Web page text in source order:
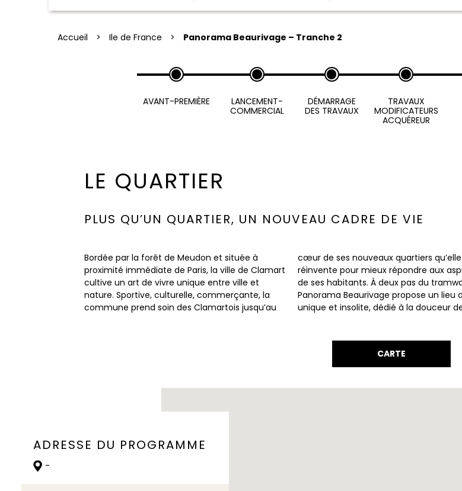
Accueil > Ile de France > Panorama Beaurivage – Tranche 2
AVANT-PREMIÈRE
LANCEMENT-
COMMERCIAL
DÉMARRAGE
DES TRAVAUX
TRAVAUX
MODIFICATEURS
ACQUÉREUR
LE QUARTIER
PLUS QU’UN QUARTIER, UN NOUVEAU CADRE DE VIE
Bordée par la forêt de Meudon et située à
proximité immédiate de Paris, la ville de Clamart
cultive un art de vivre unique entre ville et
nature. Sportive, culturelle, commerçante, la
commune prend soin des Clamartois jusqu’au
cœur de ses nouveaux quartiers qu’elle
réinvente pour mieux répondre aux aspirations
de ses habitants. À deux pas du tramway T6,
Panorama Beaurivage propose un lieu de vie
unique et insolite, dédié à la douceur de vivre de
ses résidents. Au-delà des jardins, des
promenades et aires de jeux au bord du lac, les
commerces et restaurants, un groupe scolaire
et une crèche à proximité immédiate
CARTE
ADRESSE DU PROGRAMME
-